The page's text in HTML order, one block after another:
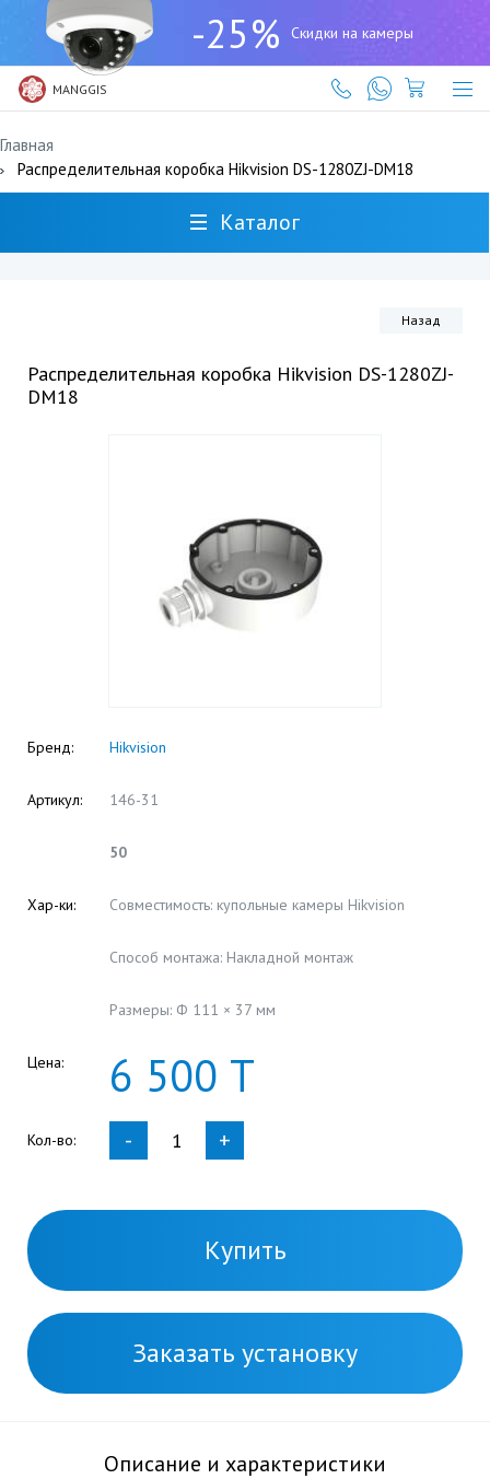
-25% Скидки на камеры
MANGGIS
(727)
317-
61-
61
Главная
Распределительная коробка Hikvision DS-1280ZJ-DM18
Каталог
Назад
Распределительная коробка Hikvision DS-1280ZJ-
DM18
Бренд: Hikvision
Артикул: 146-31
50
Хар-ки: Совместимость: купольные камеры Hikvision
Способ монтажа: Накладной монтаж
Размеры: Ф 111 × 37 мм
Цена: 6 500 Т
Кол-во: - +
Купить
Заказать установку
Описание и характеристики